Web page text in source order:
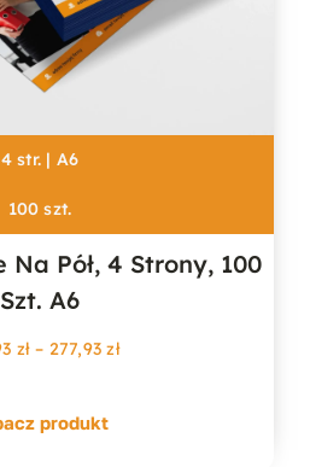
4 str. | A6
100 szt.
Na Pół, 4 Strony, 100
Szt. A6
zł – 277,93złZakres
produkt